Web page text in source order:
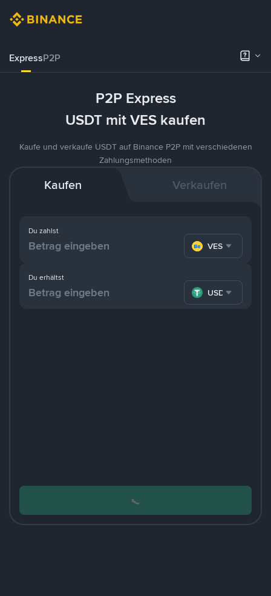
ExpressP2P
P2P Express
USDT mit VES kaufen
Kaufe und verkaufe USDT auf Binance P2P mit verschiedenen
Zahlungsmethoden
Kaufen Verkaufen
Du zahlst
VES
Du erhältst
USDT